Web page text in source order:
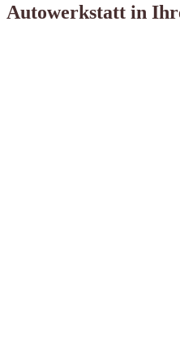
Autowerkstatt in